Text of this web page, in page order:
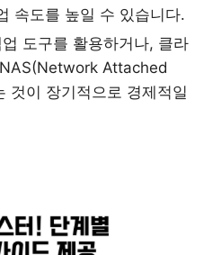
속도를 높일 수 있습니다.
도구를 활용하거나, 클라
Attached
것이 장기적으로 경제적일